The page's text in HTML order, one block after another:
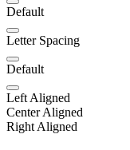
Default
Letter Spacing
Default
Left Aligned
Center Aligned
Right Aligned